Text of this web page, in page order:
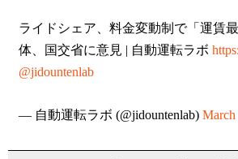
ライドシェア、料金変動制で「運賃
体、国交省に意見 | 自動運転ラボ
@jidountenlab
— 自動運転ラボ (@jidountenlab) March